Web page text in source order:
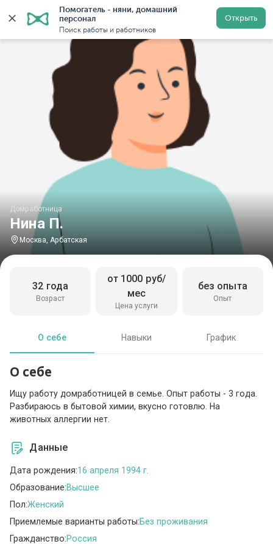
Помогатель - няни, домашний
персонал
Поиск работы и работников
Открыть
Главная Домработницы Домработницы в Москве
Нина П.
Домработница
Москва, Арбатская
Возраст
32 года
Цена услуги
от 1000 руб/
мес
Опыт
без опыта
О себе Навыки График
О себе
Ищу работу домработницей в семье. Опыт работы - 3 года.
Разбираюсь в бытовой химии, вкусно готовлю. На
животных аллергии нет.
Данные
Дата рождения:16 апреля 1994 г.
Образование:Высшее
Пол:Женский
Приемлемые варианты работы:Без проживания
Гражданство:Россия